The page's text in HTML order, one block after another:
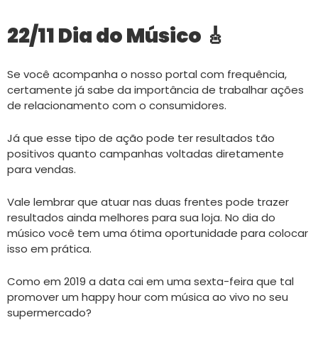
22/11 Dia do Músico 🎸
Se você acompanha o nosso portal com frequência,
certamente já sabe da importância de trabalhar ações
de relacionamento com o consumidores.
Já que esse tipo de ação pode ter resultados tão
positivos quanto campanhas voltadas diretamente
para vendas.
Vale lembrar que atuar nas duas frentes pode trazer
resultados ainda melhores para sua loja. No dia do
músico você tem uma ótima oportunidade para colocar
isso em prática.
Como em 2019 a data cai em uma sexta-feira que tal
promover um happy hour com música ao vivo no seu
supermercado?